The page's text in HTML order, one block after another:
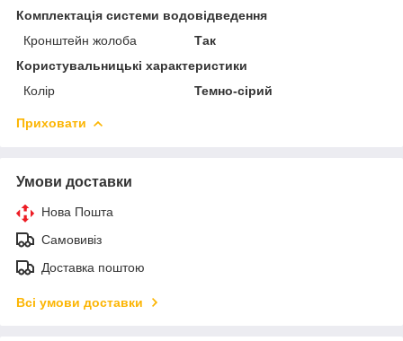
Комплектація системи водовідведення
Кронштейн жолоба
Так
Користувальницькі характеристики
Колір
Темно-сірий
Приховати
Умови доставки
Нова Пошта
Самовивіз
Доставка поштою
Всі умови доставки